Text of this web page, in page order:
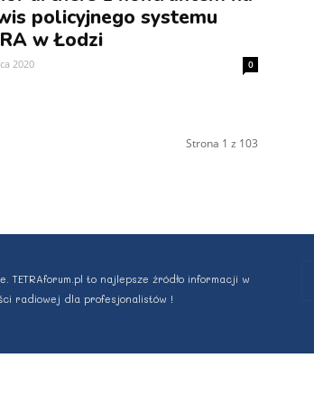
policyjnego systemu
w Łodzi
2020 0
Strona 1 z 103
TETRAforum.pl to najlepsze źródło informacji w
radiowej dla profesjonalistów !